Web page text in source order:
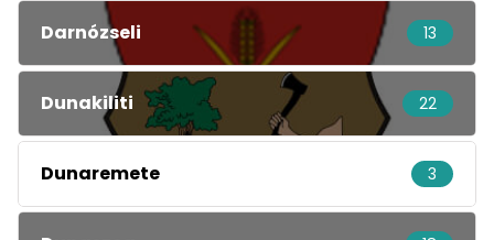
Darnózseli 13
Dunakiliti 22
Dunaremete 3